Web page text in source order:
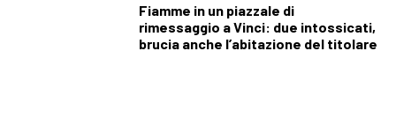
Fiamme in un piazzale di
rimessaggio a Vinci: due intossicati,
brucia anche l’abitazione del titolare